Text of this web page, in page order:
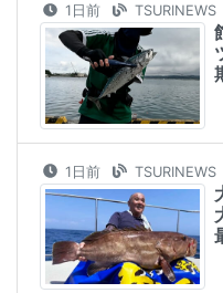
1日前 TSURINEWS
1日前 TSURINEWS